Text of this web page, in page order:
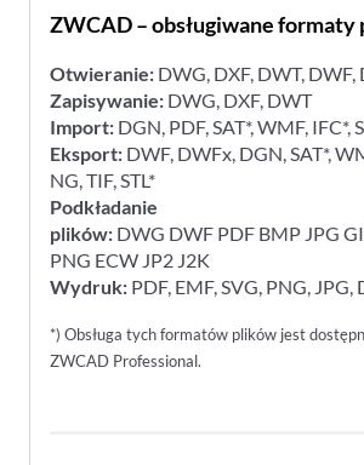
ZWCAD – obsługiwane formaty
Otwieranie: DWG, DXF, DWT, DWF,
Zapisywanie: DWG, DXF, DWT
Import: DGN, PDF, SAT*, WMF, IFC*,
Eksport: DWF, DWFx, DGN, SAT*,
NG, TIF, STL*
Podkładanie
plików: DWG DWF PDF BMP JPG
PNG ECW JP2 J2K
Wydruk: PDF, EMF, SVG, PNG, JPG,
*) Obsługa tych formatów plików jest
ZWCAD Professional.